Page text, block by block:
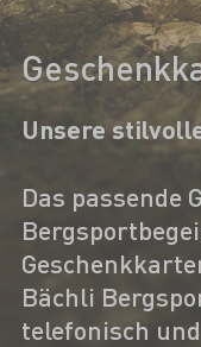
Unsere
Das passende
Bächli
telefonisch